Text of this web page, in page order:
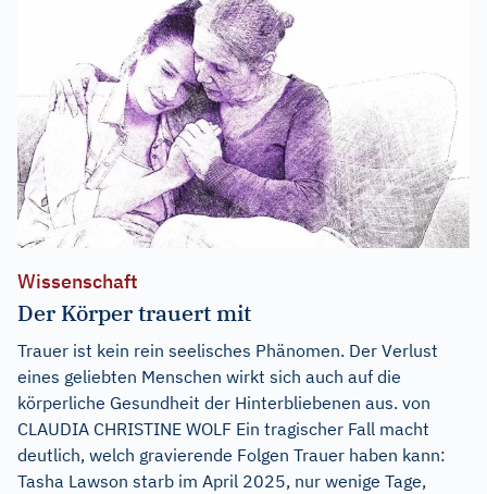
Wissenschaft
Der Körper trauert mit
Trauer ist kein rein seelisches Phänomen. Der Verlust
eines geliebten Menschen wirkt sich auch auf die
körperliche Gesundheit der Hinterbliebenen aus. von
CLAUDIA CHRISTINE WOLF Ein tragischer Fall macht
deutlich, welch gravierende Folgen Trauer haben kann:
Tasha Lawson starb im April 2025, nur wenige Tage,